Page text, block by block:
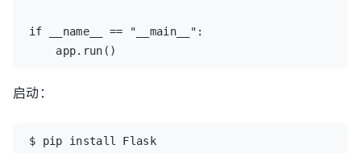
if __name__ == "__main__":
app.run()
启动：
$ pip install Flask